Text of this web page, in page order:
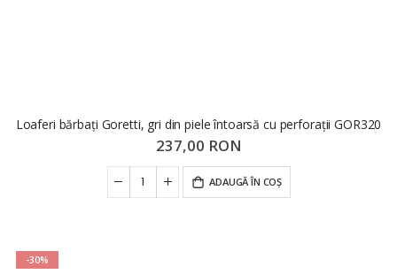
Loaferi bărbați Goretti, gri din piele întoarsă cu perforații GOR320
237,00 RON
ADAUGĂ ÎN COȘ
-30%